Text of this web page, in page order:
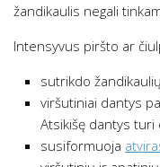
žandikaulis negali
Intensyvus piršto ar
sutrikdo
viršutiniai dantys
Atsikišę dantys
susiformuoja